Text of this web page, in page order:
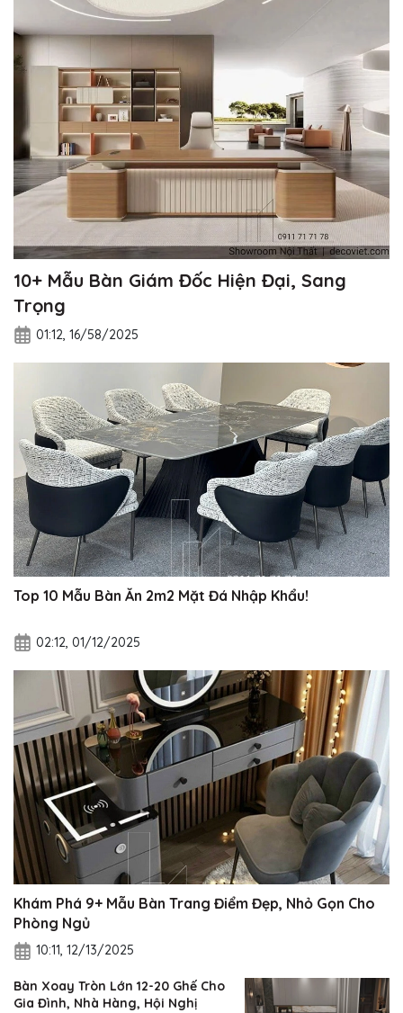
10+ Mẫu Bàn Giám Đốc Hiện Đại, Sang
Trọng
01:12, 16/58/2025
Top 10 Mẫu Bàn Ăn 2m2 Mặt Đá Nhập Khẩu!
02:12, 01/12/2025
Khám Phá 9+ Mẫu Bàn Trang Điểm Đẹp, Nhỏ Gọn Cho
Phòng Ngủ
10:11, 12/13/2025
Bàn Xoay Tròn Lớn 12-20 Ghế Cho
Gia Đình, Nhà Hàng, Hội Nghị